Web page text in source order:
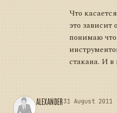
Что
это
понимаю
стакана. И в
ALEXANDER31 August 2011